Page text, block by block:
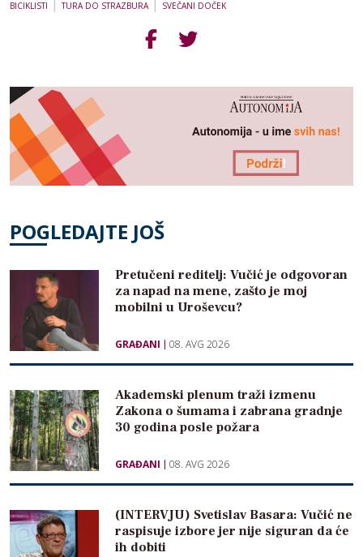
BICIKLISTI |TURA DO STRAZBURA| SVEČANI DOČEK
POGLEDAJTE JOŠ
Pretučeni reditelj: Vučić je odgovoran
za napad na mene, zašto je moj
mobilni u Uroševcu?
GRAĐANI 08. AVG 2026
Akademski plenum traži izmenu
Zakona o šumama i zabrana gradnje
30 godina posle požara
GRAĐANI 08. AVG 2026
(INTERVJU) Svetislav Basara: Vučić ne
raspisuje izbore jer nije siguran da će
ih dobiti